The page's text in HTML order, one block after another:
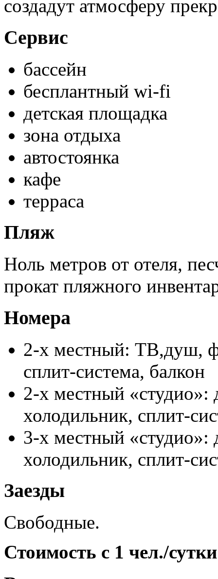
создадут атмосферу
Сервис
бассейн
бесплантный wi-fi
детская площадка
зона отдыха
автостоянка
кафе
терраса
Пляж
Ноль метров от отеля,
прокат пляжного
Номера
2-х местный: ТВ,душ,
сплит-система, балкон
2-х местный
холодильник, сплит-
3-х местный
холодильник, сплит-
Заезды
Свободные.
Стоимость с 1 чел./